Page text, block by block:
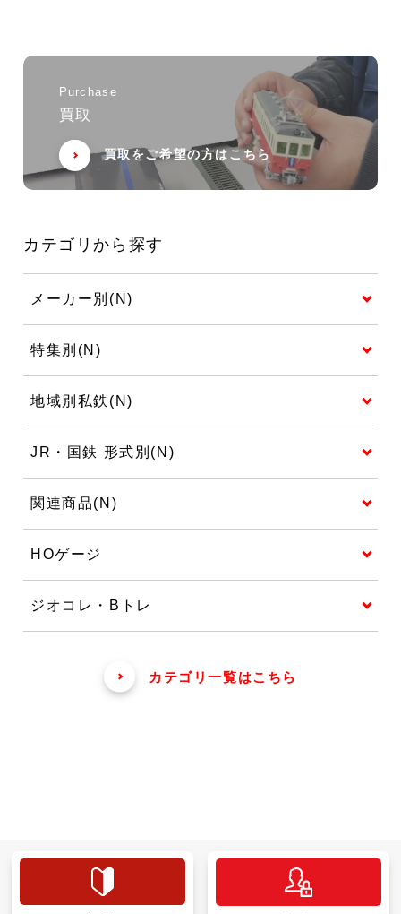
Purchase
買取
買取をご希望の方はこちら
カテゴリから探す
メーカー別(N)
特集別(N)
地域別私鉄(N)
JR・国鉄 形式別(N)
関連商品(N)
HOゲージ
ジオコレ・Bトレ
カテゴリ一覧はこちら